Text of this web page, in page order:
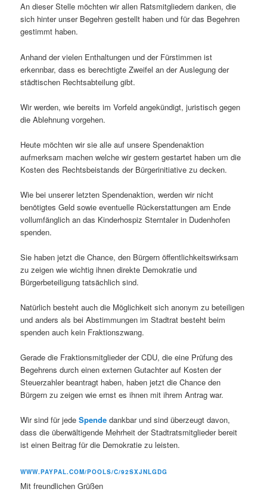
An dieser Stelle möchten wir allen Ratsmitgliedern danken, die
sich hinter unser Begehren gestellt haben und für das Begehren
gestimmt haben.
Anhand der vielen Enthaltungen und der Fürstimmen ist
erkennbar, dass es berechtigte Zweifel an der Auslegung der
städtischen Rechtsabteilung gibt.
Wir werden, wie bereits im Vorfeld angekündigt, juristisch gegen
die Ablehnung vorgehen.
Heute möchten wir sie alle auf unsere Spendenaktion
aufmerksam machen welche wir gestern gestartet haben um die
Kosten des Rechtsbeistands der Bürgerinitiative zu decken.
Wie bei unserer letzten Spendenaktion, werden wir nicht
benötigtes Geld sowie eventuelle Rückerstattungen am Ende
vollumfänglich an das Kinderhospiz Sterntaler in Dudenhofen
spenden.
Sie haben jetzt die Chance, den Bürgern öffentlichkeitswirksam
zu zeigen wie wichtig ihnen direkte Demokratie und
Bürgerbeteiligung tatsächlich sind.
Natürlich besteht auch die Möglichkeit sich anonym zu beteiligen
und anders als bei Abstimmungen im Stadtrat besteht beim
spenden auch kein Fraktionszwang.
Gerade die Fraktionsmitglieder der CDU, die eine Prüfung des
Begehrens durch einen externen Gutachter auf Kosten der
Steuerzahler beantragt haben, haben jetzt die Chance den
Bürgern zu zeigen wie ernst es ihnen mit ihrem Antrag war.
Wir sind für jedeSpende dankbar und sind überzeugt davon,
dass die überwältigende Mehrheit der Stadtratsmitglieder bereit
ist einen Beitrag für die Demokratie zu leisten.
WWW.PAYPAL.COM/POOLS/C/92SXJNLGDG
Mit freundlichen Grüßen